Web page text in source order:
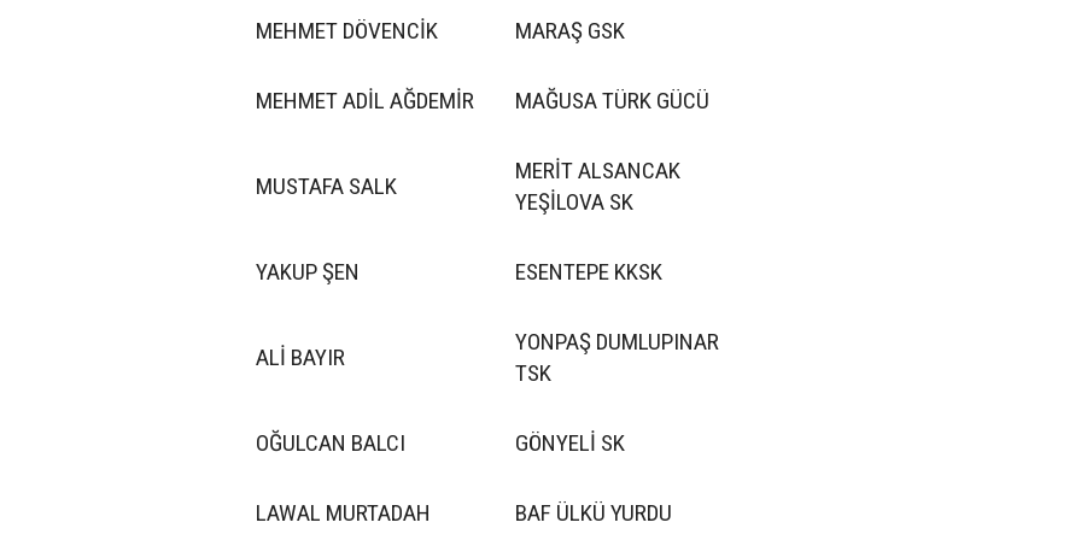
MEHMET DÖVENCİK MARAŞ GSK
MEHMET ADİL AĞDEMİR MAĞUSA TÜRK GÜCÜ
MUSTAFA SALK
MERİT ALSANCAK
YEŞİLOVA SK
YAKUP ŞEN ESENTEPE KKSK
ALİ BAYIR
YONPAŞ DUMLUPINAR
TSK
OĞULCAN BALCI GÖNYELİ SK
LAWAL MURTADAH BAF ÜLKÜ YURDU